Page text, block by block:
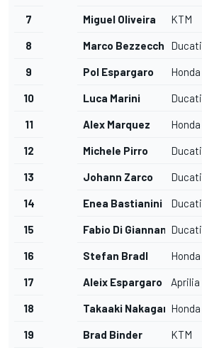
7 Miguel Oliveira KTM
8 Marco Bezzecchi Ducati
9 Pol Espargaro Honda
10 Luca Marini Ducati
11 Alex Marquez Honda
12 Michele Pirro Ducati
13 Johann Zarco Ducati
14 Enea Bastianini Ducati
15 Fabio Di Giannantonio
Ducati
16 Stefan Bradl Honda
17 Aleix Espargaro Aprilia
18 Takaaki NakagamiHonda
19 Brad Binder KTM